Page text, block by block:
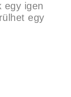
egy igen
egy